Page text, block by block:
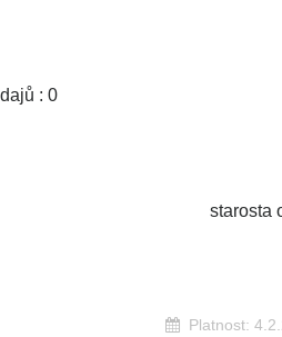
: 0
starosta
Platnost: